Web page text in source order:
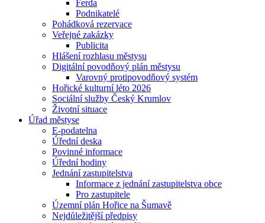
Ferda
Podnikatelé
Pohádková rezervace
Veřejné zakázky
Publicita
Hlášení rozhlasu městysu
Digitální povodňový plán městysu
Varovný protipovodňový systém
Hořické kulturní léto 2026
Sociální služby Český Krumlov
Životní situace
Úřad městyse
E-podatelna
Úřední deska
Povinné informace
Úřední hodiny
Jednání zastupitelstva
Informace z jednání zastupitelstva obce
Pro zastupitele
Územní plán Hořice na Šumavě
Nejdůležitější předpisy